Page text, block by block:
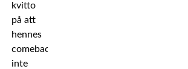
kvitto
på att
hennes
comeback
inte